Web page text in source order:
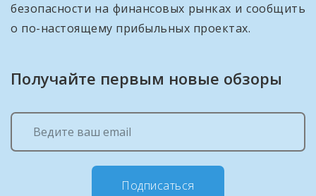
безопасности на финансовых рынках и сообщить
о по-настоящему прибыльных проектах.
Получайте первым новые обзоры
Подписаться